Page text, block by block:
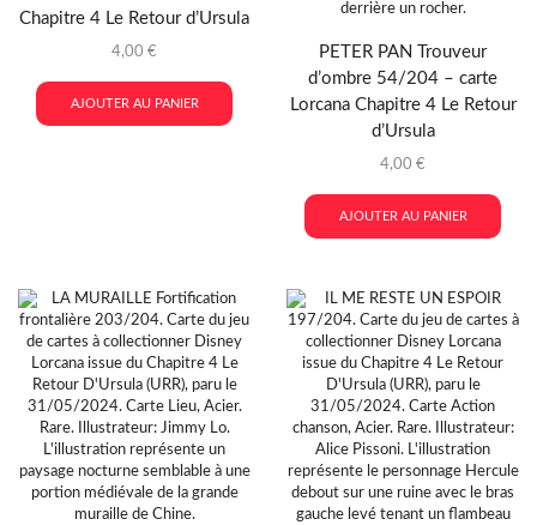
Chapitre 4 Le Retour d’Ursula
4,00 €
AJOUTER AU PANIER
PETER PAN Trouveur
d’ombre 54/204 – carte
Lorcana Chapitre 4 Le Retour
d’Ursula
4,00 €
AJOUTER AU PANIER